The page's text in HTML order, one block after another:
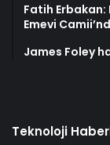
Fatih Erbakan:
Emevi
James Foley
Teknoloji